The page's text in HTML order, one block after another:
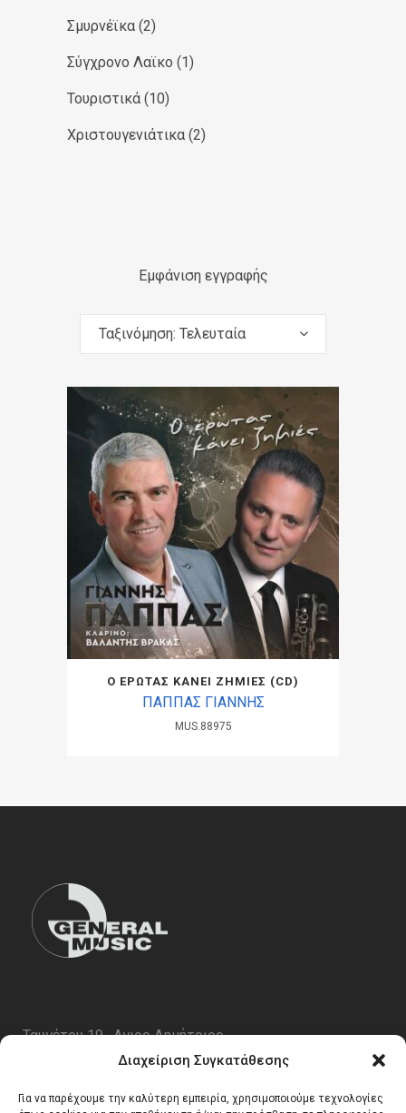
Διαχείριση Συγκατάθεσης
Για να παρέχουμε την καλύτερη εμπειρία, χρησιμοποιούμε τεχνολογίες
Σμυρνέϊκα (2)
Σύγχρονο Λαϊκο (1)
Τουριστικά (10)
Χριστουγενιάτικα (2)
Εμφάνιση εγγραφής
Ταξινόμηση: Τελευταία
Ο ΕΡΩΤΑΣ ΚΑΝΕΙ ΖΗΜΙΕΣ (CD)
ΠΑΠΠΑΣ ΓΙΑΝΝΗΣ
MUS.88975
Ταυγέτου 19 , Αγιος Δημήτριος
email:info@generalmusic.gr